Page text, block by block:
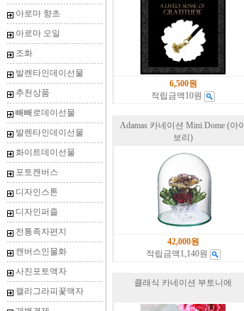
아로마 향초
아로마 오일
조화
발렌타인데이선물
추천상품
빼빼로데이선물
발렌타인데이선물
화이트데이선물
포토캔버스
디자인스톤
디자인퍼즐
전통족자편지
캔버스인물화
사진포토액자
캘리그라피꽃액자
6,500원
적립금액10원
Adamas 카네이션 Mini Dome (아이
보리)
42,000원
적립금액1,140원
클래식 카네이션 부토니에